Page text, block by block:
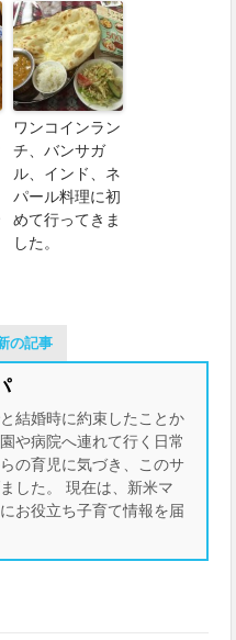
ワンコインラン
チ、バンサガ
ル、インド、ネ
パール料理に初
めて行ってきま
した。
の記事
結婚時に約束したことか
や病院へ連れて行く日常
の育児に気づき、このサ
した。 現在は、新米マ
お役立ち子育て情報を届